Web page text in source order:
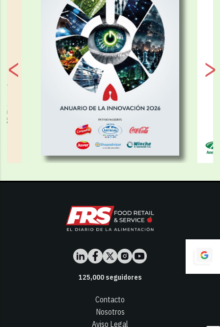
125,000seguidores
Contacto
Nosotros
Aviso Legal